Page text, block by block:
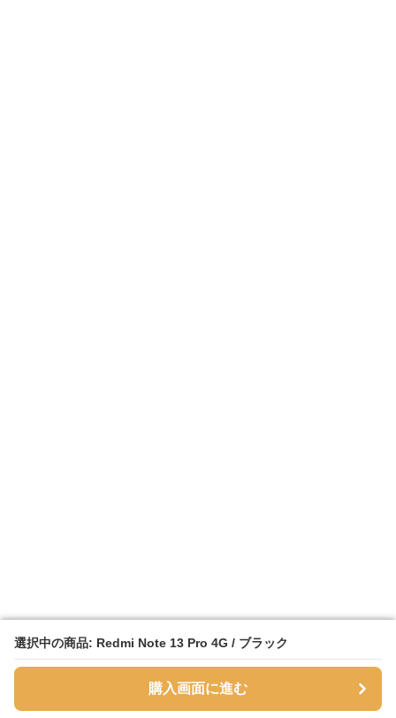
選択中の商品: Redmi Note 13 Pro 4G / ブラック
購入画面に進む
選択中の商品: Redmi Note 13 Pro 4G / ブラック
購入画面に進む